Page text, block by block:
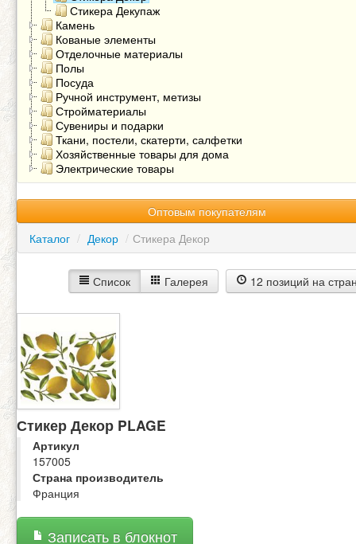
Стикера Декупаж
Камень
Кованые элементы
Отделочные материалы
Полы
Посуда
Ручной инструмент, метизы
Стройматериалы
Сувениры и подарки
Ткани, постели, скатерти, салфетки
Хозяйственные товары для дома
Электрические товары
Оптовым покупателям
Каталог / Декор / Стикера Декор
Список Галерея 12 позиций на
Стикер Декор PLAGE
Артикул
157005
Страна производитель
Франция
Записать в блокнот